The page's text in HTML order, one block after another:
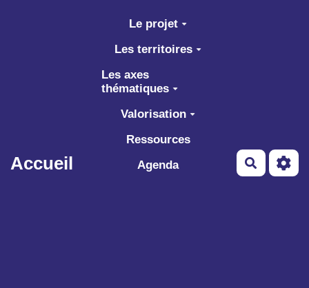
Aller au contenu principal
Accueil
Le projet
Les territoires
Les axes
thématiques
Valorisation
Ressources
Agenda